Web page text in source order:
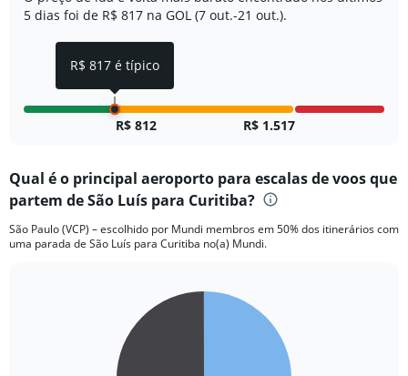
values.
2000.
5 dias foi de R$ 817 na GOL (7 out.-21 out.).
R$ 812 R$ 1.517
Qual é o principal aeroporto para escalas de voos que
partem de São Luís para Curitiba?
São Paulo (VCP) – escolhido por Mundi membros em 50% dos itinerários com
uma parada de São Luís para Curitiba no(a) Mundi.
R$ 817 é típico